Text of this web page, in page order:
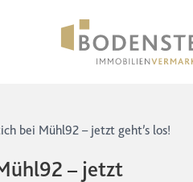
bei Mühl92 – jetzt geht’s los!
– jetzt